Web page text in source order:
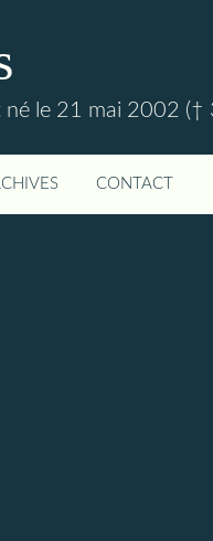
né le 21 mai 2002
CONTACT